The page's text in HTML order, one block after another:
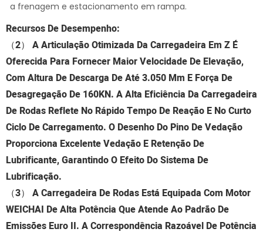
a frenagem e estacionamento em rampa.
Recursos De Desempenho:
（2） A Articulação Otimizada Da Carregadeira Em Z É
Oferecida Para Fornecer Maior Velocidade De Elevação,
Com Altura De Descarga De Até 3.050 Mm E Força De
Desagregação De 160KN. A Alta Eficiência Da Carregadeira
De Rodas Reflete No Rápido Tempo De Reação E No Curto
Ciclo De Carregamento. O Desenho Do Pino De Vedação
Proporciona Excelente Vedação E Retenção De
Lubrificante, Garantindo O Efeito Do Sistema De
Lubrificação.
（3） A Carregadeira De Rodas Está Equipada Com Motor
WEICHAI De Alta Potência Que Atende Ao Padrão De
Emissões Euro II. A Correspondência Razoável De Potência